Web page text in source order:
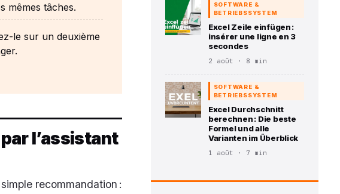
mêmes tâches.
le sur un deuxième
l’assistant
recommandation :
SOFTWARE &
BETRIEBSSYSTEM
Excel Zeile einfügen :
insérer une ligne en 3
secondes
2 août · 8 min
SOFTWARE &
BETRIEBSSYSTEM
Excel Durchschnitt
berechnen : Die beste
Formel und alle
Varianten im Überblick
1 août · 7 min